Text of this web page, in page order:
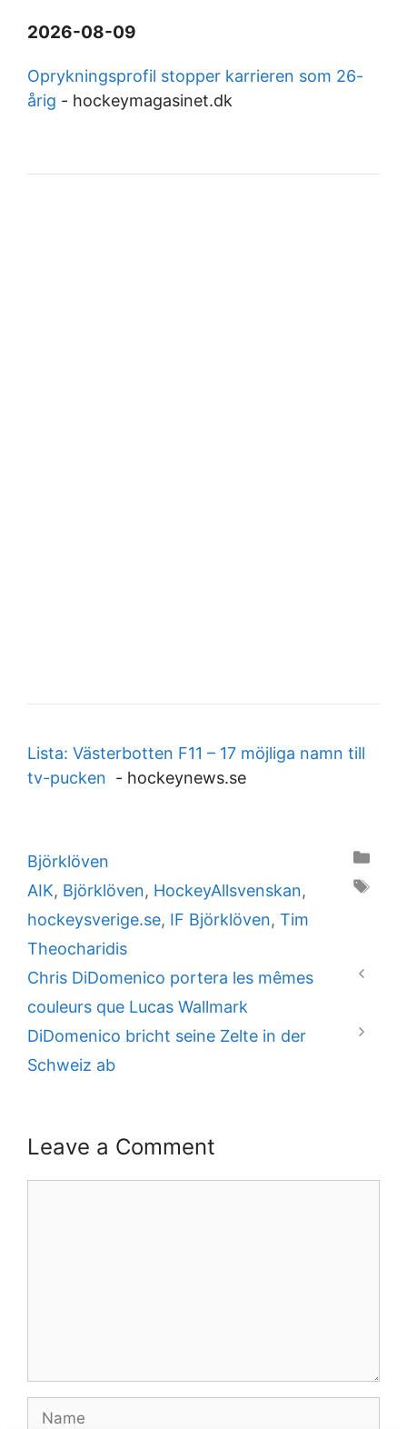
2026-08-09
Oprykningsprofil stopper karrieren som 26-
årig - hockeymagasinet.dk
Lista: Västerbotten F11 – 17 möjliga namn till
tv-pucken - hockeynews.se
Categories
Björklöven
Tags
AIK, Björklöven, HockeyAllsvenskan,
hockeysverige.se, IF Björklöven, Tim
Theocharidis
Chris DiDomenico portera les mêmes
couleurs que Lucas Wallmark
DiDomenico bricht seine Zelte in der
Schweiz ab
Leave a Comment
Name